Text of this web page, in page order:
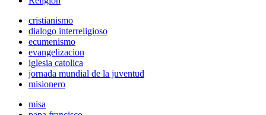
cristianismo
dialogo interreligioso
ecumenismo
evangelizacion
iglesia catolica
jornada mundial de la juventud
misionero
misa